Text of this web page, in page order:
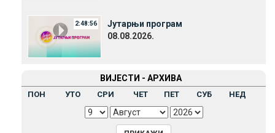
2:48:56
Јутарњи програм
08.08.2026.
ВИЈЕСТИ - АРХИВА
ПОН УТО СРИ ЧЕТ ПЕТ СУБ НЕД